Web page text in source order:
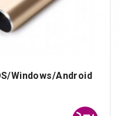
Windows/Android